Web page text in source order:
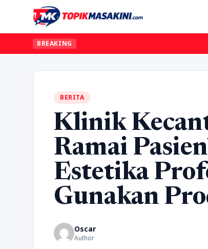
BREAKING
BERITA
Klinik
Ramai
Estetika
Gunakan
Oscar
Author